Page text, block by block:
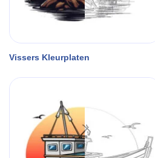
Vissers Kleurplaten